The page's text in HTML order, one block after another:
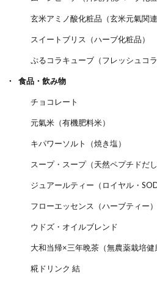
玄米アミノ酸化粧品（玄米元氣関連
スイートブリス（ハーブ化粧品）
ぷるコラキューブ（フレッシュコラ
食品・飲み物
チョコレート
元氣米（有機肥料米）
キパワーソルト（焼き塩）
スープ・スープ（天然ペプチドだし
ジュアールティー（ロイヤル・SOD
フローエッセンス（ハーブティー）
ウドズ・オイルブレンド
大和当帰×三年晩茶（無農薬栽培健
糀ドリンク 結